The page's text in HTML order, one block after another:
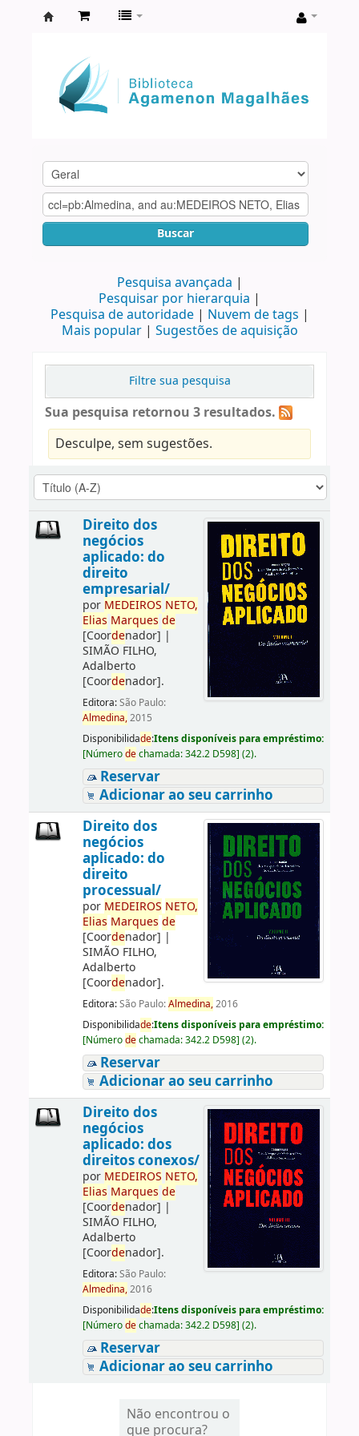
Agamenon
Magalhães
Buscar
Pesquisa avançada
Pesquisar por hierarquia
Pesquisa de autoridade
Nuvem de tags
Mais popular
Sugestões de aquisição
Filtre sua pesquisa
Sua pesquisa retornou 3 resultados.
Desculpe, sem sugestões.
Direito dos
negócios
aplicado: do
direito
empresarial/
por MEDEIROS NETO,
Elias Marques de
[Coordenador] |
SIMÃO FILHO,
Adalberto
[Coordenador].
Editora:São Paulo:
Almedina,2015
Disponibilidade:Itens disponíveis para empréstimo:
[Númerodechamada:342.2 D598] (2).
Reservar
Adicionar ao seu carrinho
Direito dos
negócios
aplicado: do
direito
processual/
por MEDEIROS NETO,
Elias Marques de
[Coordenador] |
SIMÃO FILHO,
Adalberto
[Coordenador].
Editora:São Paulo:Almedina,2016
Disponibilidade:Itens disponíveis para empréstimo:
[Númerodechamada:342.2 D598] (2).
Reservar
Adicionar ao seu carrinho
Direito dos
negócios
aplicado: dos
direitos conexos/
por MEDEIROS NETO,
Elias Marques de
[Coordenador] |
SIMÃO FILHO,
Adalberto
[Coordenador].
Editora:São Paulo:
Almedina,2016
Disponibilidade:Itens disponíveis para empréstimo:
[Númerodechamada:342.2 D598] (2).
Reservar
Adicionar ao seu carrinho
Não encontrou o
que procura?